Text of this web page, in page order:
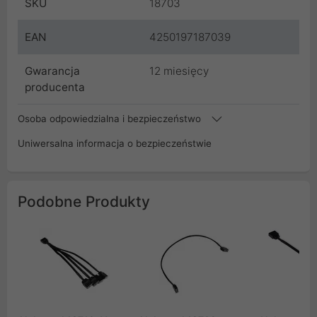
SKU 18703
EAN 4250197187039
Gwarancja
producenta
12 miesięcy
Osoba odpowiedzialna i bezpieczeństwo
Uniwersalna informacja o bezpieczeństwie
Podobne Produkty